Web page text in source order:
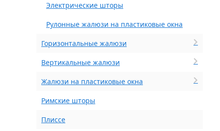
Электрические шторы
Рулонные жалюзи на пластиковые окна
Горизонтальные жалюзи
Вертикальные жалюзи
Жалюзи на пластиковые окна
Римские шторы
Плиссе